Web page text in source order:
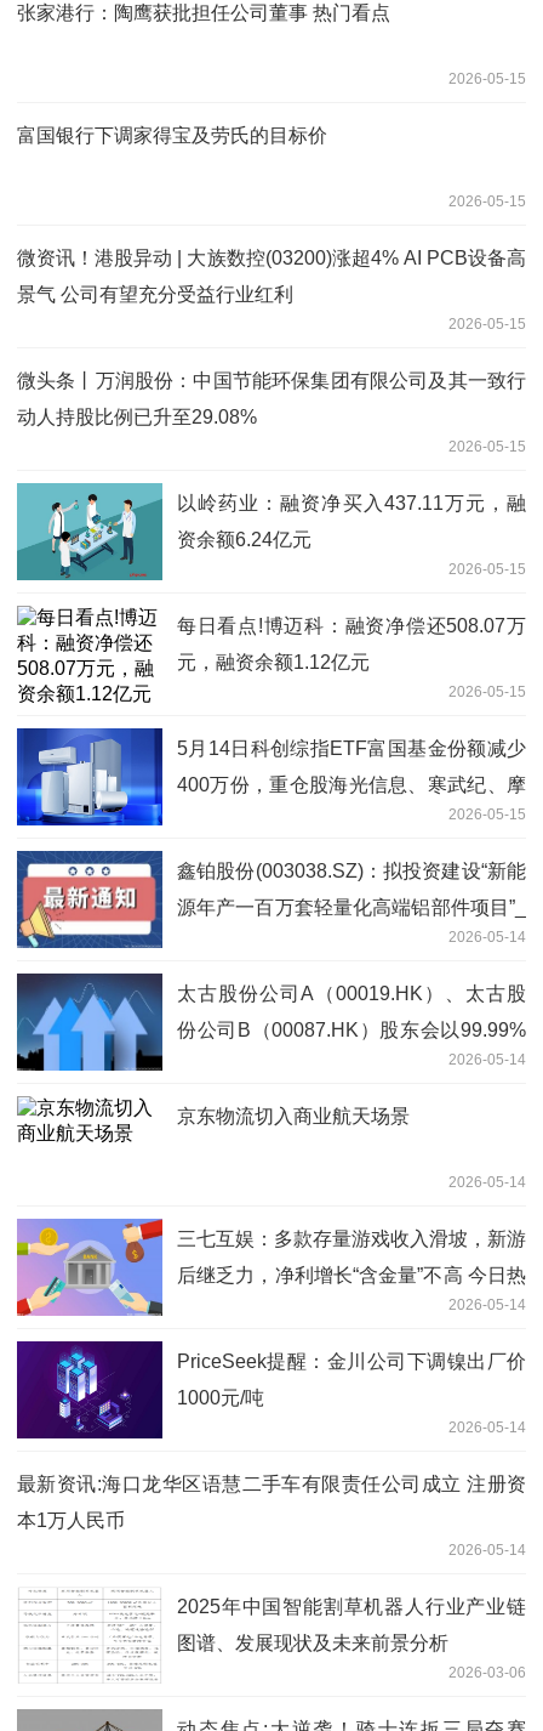
张家港行：陶鹰获批担任公司董事 热门看点
2026-05-15
富国银行下调家得宝及劳氏的目标价
2026-05-15
微资讯！港股异动 | 大族数控(03200)涨超4% AI PCB设备高
景气 公司有望充分受益行业红利
2026-05-15
微头条丨万润股份：中国节能环保集团有限公司及其一致行
动人持股比例已升至29.08%
2026-05-15
以岭药业：融资净买入437.11万元，融
资余额6.24亿元
2026-05-15
每日看点!博迈科：融资净偿还508.07万
元，融资余额1.12亿元
2026-05-15
5月14日科创综指ETF富国基金份额减少
400万份，重仓股海光信息、寒武纪、摩
2026-05-15
鑫铂股份(003038.SZ)：拟投资建设“新能
源年产一百万套轻量化高端铝部件项目”_
2026-05-14
太古股份公司A（00019.HK）、太古股
份公司B（00087.HK）股东会以99.99%
2026-05-14
京东物流切入商业航天场景
2026-05-14
三七互娱：多款存量游戏收入滑坡，新游
后继乏力，净利增长“含金量”不高 今日热
2026-05-14
PriceSeek提醒：金川公司下调镍出厂价
1000元/吨
2026-05-14
最新资讯:海口龙华区语慧二手车有限责任公司成立 注册资
本1万人民币
2026-05-14
2025年中国智能割草机器人行业产业链
图谱、发展现状及未来前景分析
2026-03-06